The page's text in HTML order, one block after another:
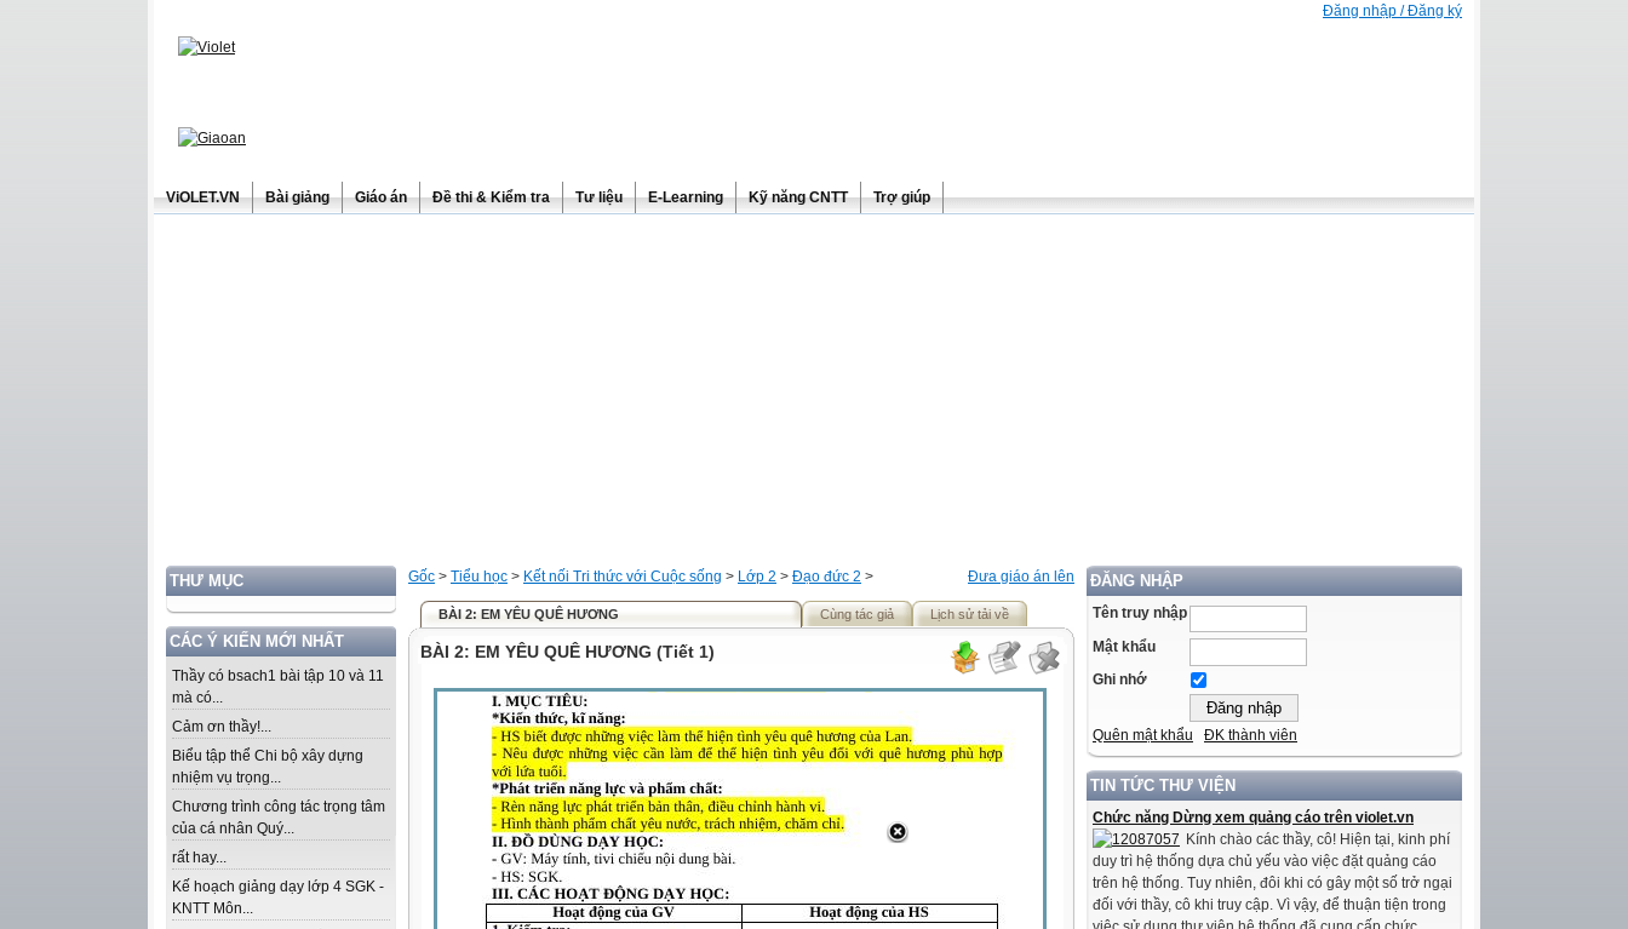
Đăng nhập / Đăng ký
ViOLET.VN Bài giảng Giáo án Đề thi & Kiểm tra Tư liệu E-Learning Kỹ năng CNTT Trợ giúp
THƯ MỤC
CÁC Ý KIẾN MỚI NHẤT
Thầy có bsach1 bài tập 10 và 11
mà có...
Cảm ơn thầy!...
Biểu tập thể Chi bộ xây dựng
nhiệm vụ trọng...
Chương trình công tác trọng tâm
của cá nhân Quý...
rất hay...
Kế hoạch giảng dạy lớp 4 SGK -
KNTT Môn...
ĐĂNG NHẬP
Tên truy nhập
Mật khẩu
Ghi nhớ
Quên mật khẩu ĐK thành viên
TIN TỨC THƯ VIỆN
Chức năng Dừng xem quảng cáo trên violet.vn
Kính chào các thầy, cô! Hiện tại, kinh phí
duy trì hệ thống dựa chủ yếu vào việc đặt quảng cáo
trên hệ thống. Tuy nhiên, đôi khi có gây một số trở ngại
đối với thầy, cô khi truy cập. Vì vậy, để thuận tiện trong
Đưa giáo án lên
Gốc > Tiểu học > Kết nối Tri thức với Cuộc sống > Lớp 2 > Đạo đức 2 >
BÀI 2: EM YÊU QUÊ HƯƠNG Cùng tác giả Lịch sử tải về
BÀI 2: EM YÊU QUÊ HƯƠNG (Tiết 1)